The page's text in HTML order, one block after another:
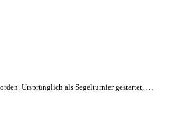
Ursprünglich als Segelturnier gestartet, …